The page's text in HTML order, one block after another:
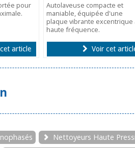
pour
article
Autolaveuse compacte et
maniable, équipée d'une
plaque vibrante excentrique
haute fréquence.
Voir cet
Nettoyeurs Haute